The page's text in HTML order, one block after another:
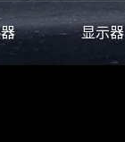
显示器